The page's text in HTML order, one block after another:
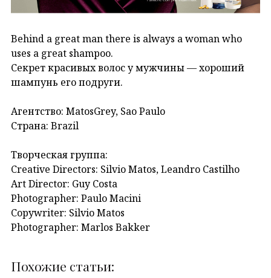
Behind a great man there is always a woman who
uses a great shampoo.
Секрет красивых волос у мужчины — хороший
шампунь его подруги.
Агентство: MatosGrey, Sao Paulo
Страна: Brazil
Творческая группа:
Creative Directors: Silvio Matos, Leandro Castilho
Art Director: Guy Costa
Photographer: Paulo Macini
Copywriter: Silvio Matos
Photographer: Marlos Bakker
Похожие статьи: